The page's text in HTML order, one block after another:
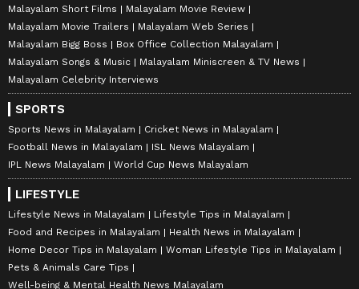
Malayalam Short Films
Malayalam Movie Review
Malayalam Movie Trailers
Malayalam Web Series
Malayalam Bigg Boss
Box Office Collection Malayalam
Malayalam Songs & Music
Malayalam Miniscreen & TV News
Malayalam Celebrity Interviews
SPORTS
Sports News in Malayalam
Cricket News in Malayalam
Football News in Malayalam
ISL News Malayalam
IPL News Malayalam
World Cup News Malayalam
LIFESTYLE
Lifestyle News in Malayalam
Lifestyle Tips in Malayalam
Food and Recipes in Malayalam
Health News in Malayalam
Home Decor Tips in Malayalam
Woman Lifestyle Tips in Malayalam
Pets & Animals Care Tips
Well-being & Mental Health News Malayalam